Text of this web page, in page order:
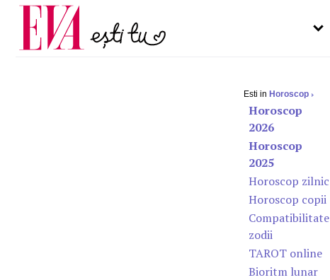
Carieră
Actualitate
Esti in Horoscop
Horoscop
2026
Horoscop
2025
Horoscop zilnic
Horoscop copii
Compatibilitate
zodii
TAROT online
Bioritm lunar